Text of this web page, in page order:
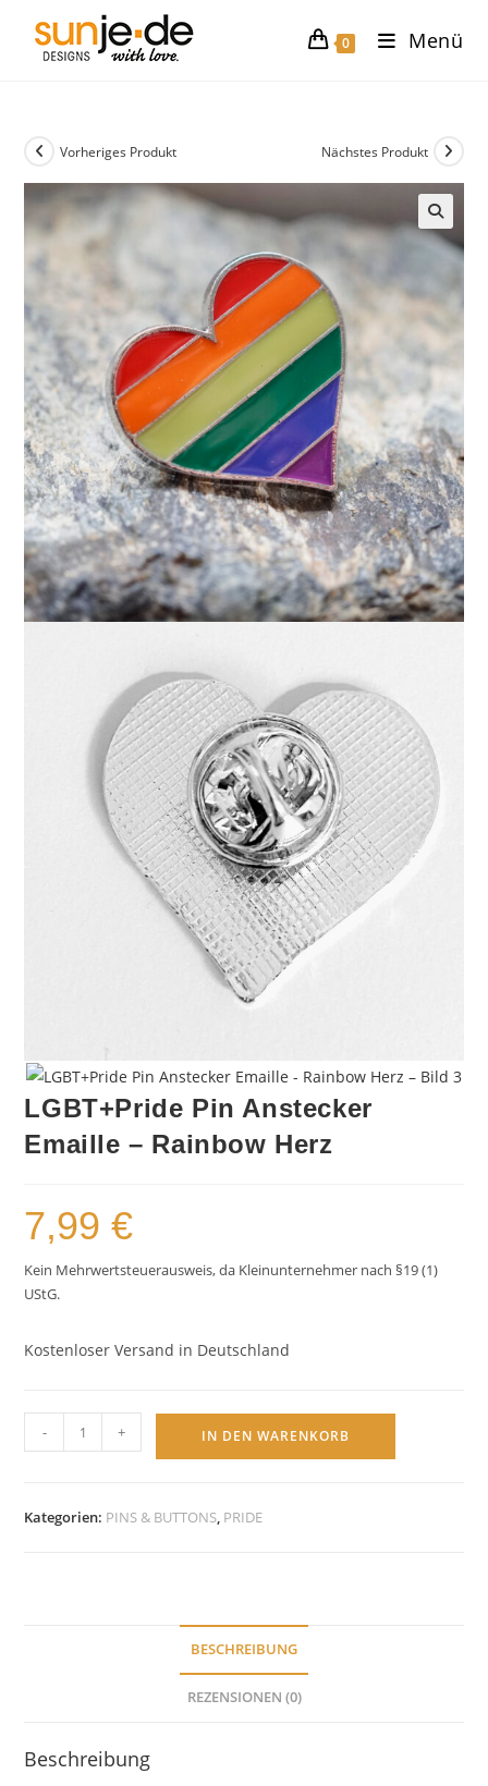
Inhalt
springen
0 Menü
Vorheriges Produkt Nächstes Produkt
🔍
LGBT+Pride Pin Anstecker
Emaille – Rainbow Herz
7,99€
Kein Mehrwertsteuerausweis, da Kleinunternehmer nach §19 (1)
UStG.
Kostenloser Versand in Deutschland
LGBT+Pride
Pin
- + IN DEN WARENKORB
Kategorien: PINS & BUTTONS, PRIDE
BESCHREIBUNG
REZENSIONEN (0)
Beschreibung